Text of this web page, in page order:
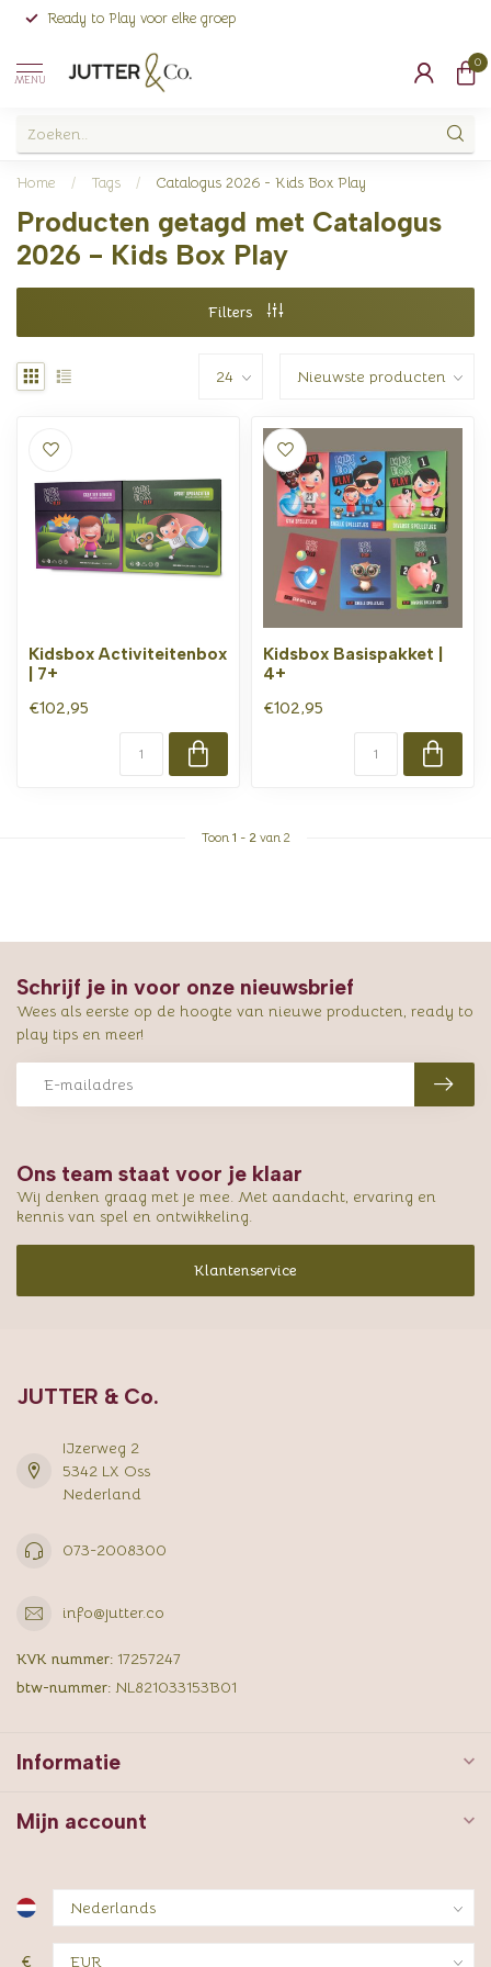
Ready to Play voor elke groep
MENU
0
Home / Tags / Catalogus 2026 - Kids Box Play
Producten getagd met Catalogus
2026 - Kids Box Play
Filters
Kidsbox Activiteitenbox
| 7+
€102,95
Kidsbox Basispakket |
4+
€102,95
Toon 1 - 2van 2
Ons team staat voor je klaar
Wij denken graag met je mee. Met aandacht, ervaring en
kennis van spel en ontwikkeling.
Klantenservice
Schrijf je in voor onze nieuwsbrief
Wees als eerste op de hoogte van nieuwe producten, ready to
play tips en meer!
JUTTER & Co.
IJzerweg 2
5342 LX Oss
Nederland
073-2008300
info@jutter.co
KVK nummer: 17257247
btw-nummer: NL821033153B01
Informatie
Mijn account
€